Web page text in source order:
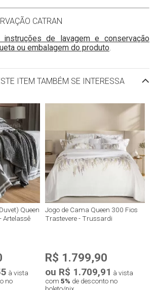
CATRAN
de lavagem e conservação
ou embalagem do produto
ITEM TAMBÉM SE INTERESSA
Queen
Artelassê
à vista
no
Jogo de Cama Queen 300 Fios
Trastevere - Trussardi
R$ 1.799,90
ou R$ 1.709,91 à vista
com 5% de desconto no
boleto/pix